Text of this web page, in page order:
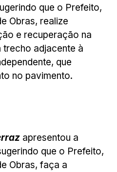
que o Prefeito,
Obras, realize
e recuperação na
trecho adjacente à
que
no pavimento.
apresentou a
que o Prefeito,
Obras, faça a